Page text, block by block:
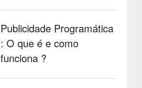
Publicidade Programática
: O que é e como
funciona ?